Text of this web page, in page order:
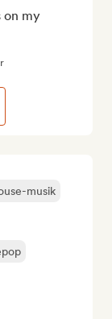
musik
on my